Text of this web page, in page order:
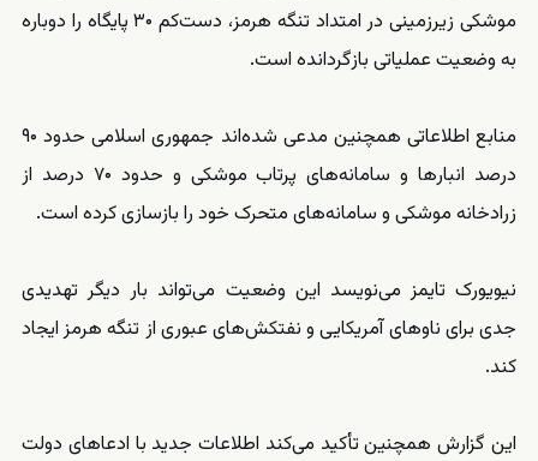
موشکی زیرزمینی در امتداد تنگه هرمز، دست‌کم ۳۰ پایگاه را دوباره
به وضعیت عملیاتی بازگردانده است.
منابع اطلاعاتی همچنین مدعی شده‌اند جمهوری اسلامی حدود ۹۰
درصد انبارها و سامانه‌های پرتاب موشکی و حدود ۷۰ درصد از
زرادخانه موشکی و سامانه‌های متحرک خود را بازسازی کرده است.
نیویورک تایمز می‌نویسد این وضعیت می‌تواند بار دیگر تهدیدی
جدی برای ناوهای آمریکایی و نفتکش‌های عبوری از تنگه هرمز ایجاد
کند.
این گزارش همچنین تأکید می‌کند اطلاعات جدید با ادعاهای دولت